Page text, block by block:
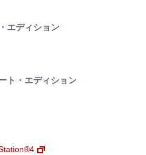
エディション
ト・エディション